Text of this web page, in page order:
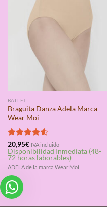
BALLET
Braguita Danza Adela Marca
Wear Moi
Valorado
con4.50
de 5
20,95€ IVA incluido
Disponibilidad Inmediata (48-
72 horas laborables)
ADELA de la marca Wear Moi